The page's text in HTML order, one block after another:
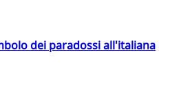
dei paradossi all'italiana